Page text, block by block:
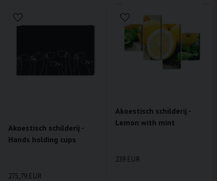
Akoestisch schilderij -
Hands holding cups
275,79 EUR
Akoestisch schilderij -
Lemon with mint
239 EUR